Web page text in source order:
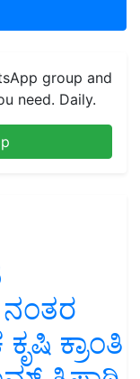
group and
need. Daily.
ಕ್ರಾಂತಿ